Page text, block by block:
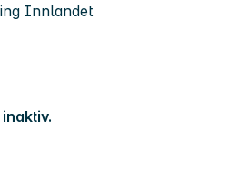
Innlandet